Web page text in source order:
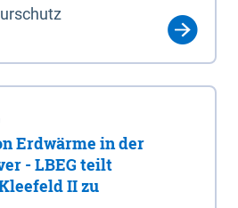
Erdwärme in der
- LBEG teilt
II zu